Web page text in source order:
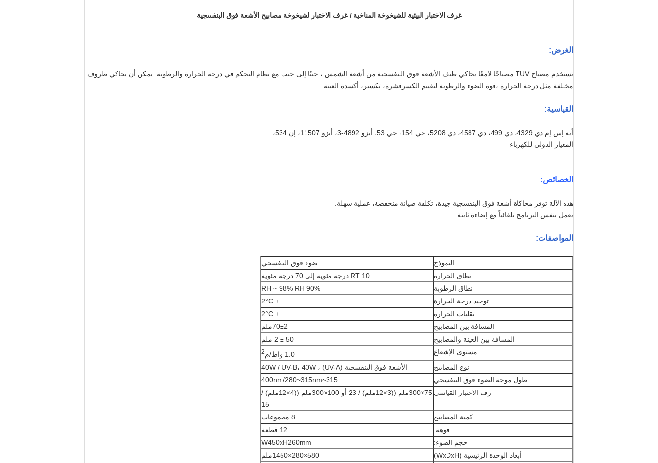
غرف الاختبار البيئية للشيخوخة المناخية / غرف الاختبار لشيخوخة مصابيح الأشعة فوق البنفسجية
الغرض:
تستخدم مصباح TUV مصباحًا لامعًا يحاكي طيف الأشعة فوق البنفسجية من أشعة الشمس ، جنبًا إلى جنب مع نظام التحكم في درجة الحرارة والرطوبة. يمكن أن يحاكي ظروف
مختلفة مثل درجة الحرارة ،قوة الضوء والرطوبة لتقييم الكسرقشرة، تكسير، أكسدة العينة
القياسية:
أيه إس إم دي 4329، دي 499، دي 4587، دي 5208، جي 154، جي 53، أيزو 4892-3، أيزو 11507، إن 534،
المعيار الدولي للكهرباء
الخصائص:
هذه الآلة توفر محاكاة أشعة فوق البنفسجية جيدة، تكلفة صيانة منخفضة، عملية سهلة.
يعمل بنفس البرنامج تلقائياً مع إضاءة ثابتة
المواصفات:
النموذج
ضوء فوق البنفسجي
نطاق الحرارة
RT 10 درجة مئوية إلى 70 درجة مئوية
نطاق الرطوبة
90% RH ~ 98% RH
توحيد درجة الحرارة
± 2°C
تقلبات الحرارة
± 2°C
المسافة بين المصابيح
70±2ملم
المسافة بين العينة والمصابيح
50 ± 2 ملم
مستوى الإشعاع
1.0 واط/م 2
نوع المصابيح
الأشعة فوق البنفسجية (UV-A) ، 40W / UV-B، 40W
طول موجة الضوء فوق البنفسجي
315~400nm/280~315nm
رف الاختبار القياسي
75×300ملم ((3×12ملم) / 23 أو 100×300ملم ((4×12ملم) /
15
كمية المصابيح
8 مجموعات
فوهة:
12 قطعة
حجم الضوء:
W450xH260mm
أبعاد الوحدة الرئيسية (WxDxH)
580×280×1450ملم